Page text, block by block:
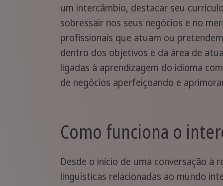
um intercâmbio, destacar seu
sobressair nos seus negócios e no
profissionais que atuam ou
dentro dos objetivos e da área de
ligadas à aprendizagem do idioma
de negócios aperfeiçoando e
Como funciona o
Desde o início de uma conversação
linguísticas relacionadas ao mundo